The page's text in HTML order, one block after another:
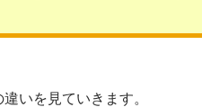
いを見ていきます。